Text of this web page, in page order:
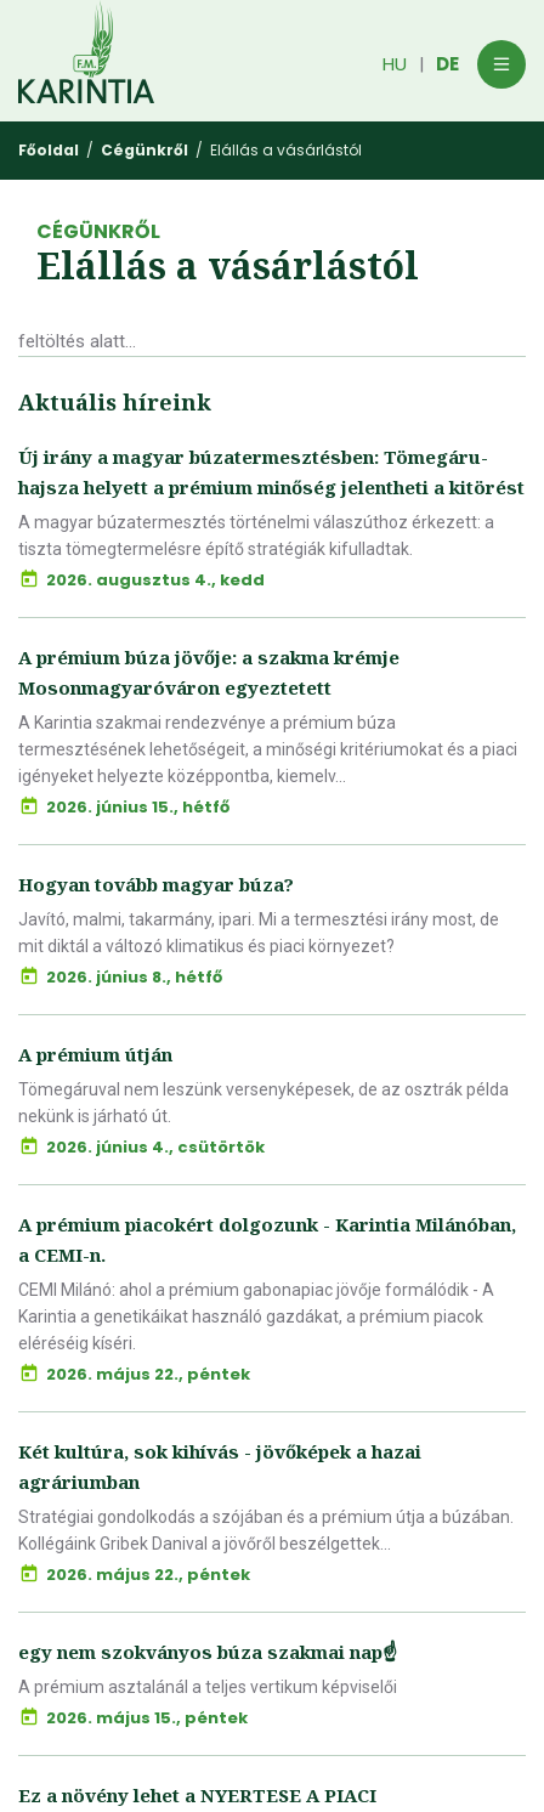
HU | DE
Főoldal / Cégünkről / Elállás a vásárlástól
CÉGÜNKRŐL
Elállás a vásárlástól
feltöltés alatt...
Aktuális híreink
Új irány a magyar búzatermesztésben: Tömegáru-
hajsza helyett a prémium minőség jelentheti a kitörést
A magyar búzatermesztés történelmi válaszúthoz érkezett: a
tiszta tömegtermelésre építő stratégiák kifulladtak.
2026. augusztus 4., kedd
A prémium búza jövője: a szakma krémje
Mosonmagyaróváron egyeztetett
A Karintia szakmai rendezvénye a prémium búza
termesztésének lehetőségeit, a minőségi kritériumokat és a piaci
igényeket helyezte középpontba, kiemelv...
2026. június 15., hétfő
Hogyan tovább magyar búza?
Javító, malmi, takarmány, ipari. Mi a termesztési irány most, de
mit diktál a változó klimatikus és piaci környezet?
2026. június 8., hétfő
A prémium útján
Tömegáruval nem leszünk versenyképesek, de az osztrák példa
nekünk is járható út.
2026. június 4., csütörtök
A prémium piacokért dolgozunk - Karintia Milánóban,
a CEMI-n.
CEMI Milánó: ahol a prémium gabonapiac jövője formálódik - A
Karintia a genetikáikat használó gazdákat, a prémium piacok
eléréséig kíséri.
2026. május 22., péntek
Két kultúra, sok kihívás - jövőképek a hazai
agráriumban
Stratégiai gondolkodás a szójában és a prémium útja a búzában.
Kollégáink Gribek Danival a jövőről beszélgettek...
2026. május 22., péntek
egy nem szokványos búza szakmai nap☝️
A prémium asztalánál a teljes vertikum képviselői
2026. május 15., péntek
Ez a növény lehet a NYERTESE A PIACI